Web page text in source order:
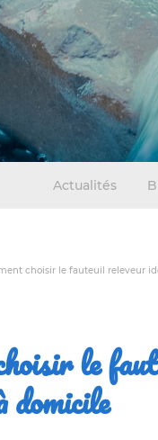
Actualités
choisir le fauteuil releveur
le
domicile